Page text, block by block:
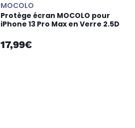
MOCOLO
Protège écran MOCOLO pour
iPhone 13 Pro Max en Verre 2.5D
17,99€